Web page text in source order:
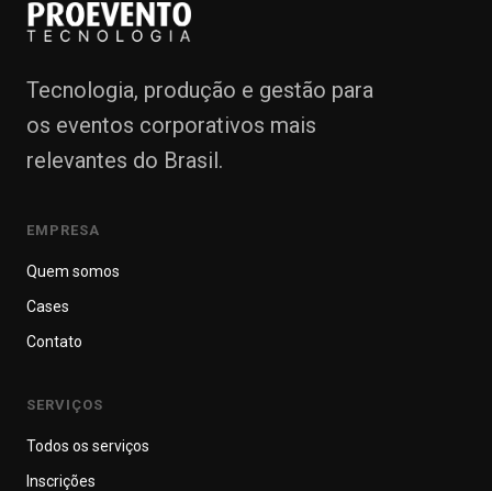
Tecnologia, produção e gestão para
os eventos corporativos mais
relevantes do Brasil.
EMPRESA
Quem somos
Cases
Contato
SERVIÇOS
Todos os serviços
Inscrições